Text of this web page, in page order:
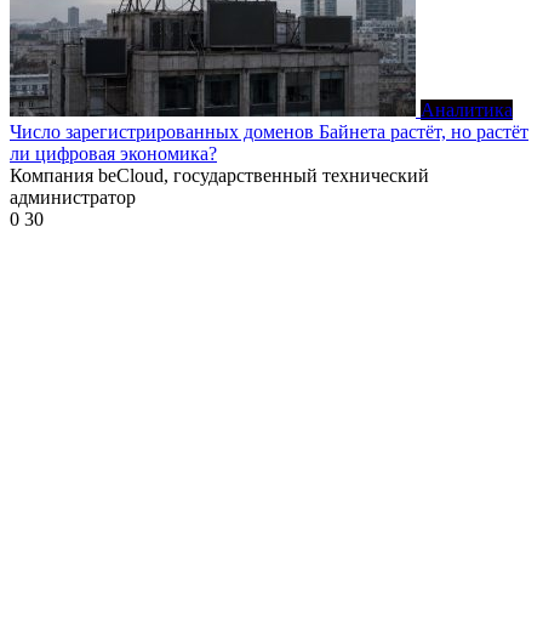
Аналитика
Число зарегистрированных доменов Байнета растёт, но растёт
ли цифровая экономика?
Компания beCloud, государственный технический
администратор
0 30